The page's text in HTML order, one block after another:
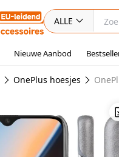
ALLE
Nieuwe Aanbod
OnePlus hoesjes